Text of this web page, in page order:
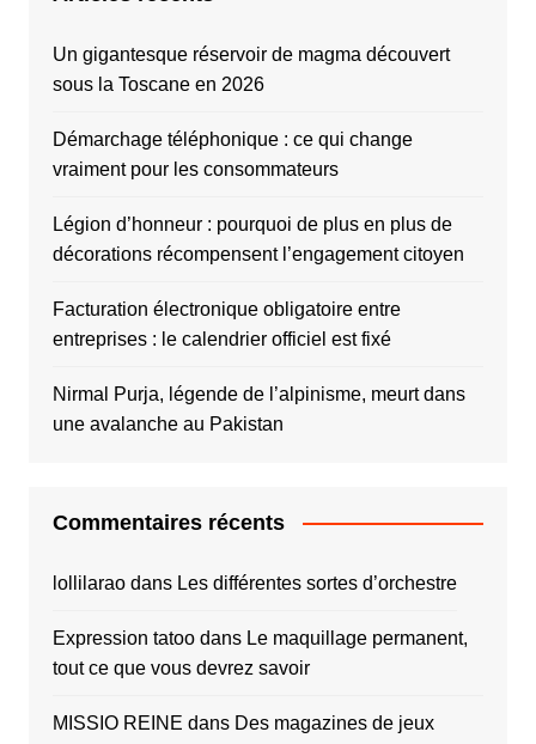
Un gigantesque réservoir de magma découvert
sous la Toscane en 2026
Démarchage téléphonique : ce qui change
vraiment pour les consommateurs
Légion d’honneur : pourquoi de plus en plus de
décorations récompensent l’engagement citoyen
Facturation électronique obligatoire entre
entreprises : le calendrier officiel est fixé
Nirmal Purja, légende de l’alpinisme, meurt dans
une avalanche au Pakistan
Commentaires récents
lollilaraodans Les différentes sortes d’orchestre
Expression tatoodans Le maquillage permanent,
tout ce que vous devrez savoir
MISSIO REINE dans Des magazines de jeux